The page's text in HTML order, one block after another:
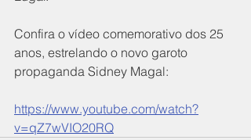
Confira o vídeo comemorativo dos 25
anos, estrelando o novo garoto
propaganda Sidney Magal:
https://www.youtube.com/watch?
v=qZ7wVIO20RQ